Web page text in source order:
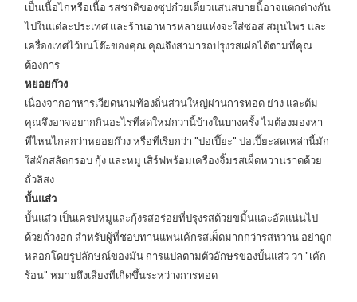
เป็นเนื้อไก่หรือเนื้อ รสชาติของซุปก๋วยเตี๋ยวแสนสบายนี้อาจแตกต่างกัน
ไปในแต่ละประเทศ และร้านอาหารหลายแห่งจะใส่ซอส สมุนไพร และ
เครื่องเทศไว้บนโต๊ะของคุณ คุณจึงสามารถปรุงรสเฝอได้ตามที่คุณ
ต้องการ
หยอยก๊วง
เนื่องจากอาหารเวียดนามท้องถิ่นส่วนใหญ่ผ่านการทอด ย่าง และต้ม
คุณจึงอาจอยากกินอะไรที่สดใหม่กว่านี้บ้างในบางครั้ง ไม่ต้องมองหา
ที่ไหนไกลกว่าหยอยก๊วง หรือที่เรียกว่า "ปอเปี๊ยะ" ปอเปี๊ยะสดเหล่านี้มัก
ใส่ผักสลัดกรอบ กุ้ง และหมู เสิร์ฟพร้อมเครื่องจิ้มรสเผ็ดหวานราดด้วย
ถั่วลิสง
บั้นแส่ว
บั้นแส่ว เป็นเครปหมูและกุ้งรสอร่อยที่ปรุงรสด้วยขมิ้นและอัดแน่นไป
ด้วยถั่วงอก สำหรับผู้ที่ชอบทานแพนเค้กรสเผ็ดมากกว่ารสหวาน อย่าถูก
หลอกโดยรูปลักษณ์ของมัน การแปลตามตัวอักษรของบั้นแส่ว ว่า "เค้ก
ร้อน" หมายถึงเสียงที่เกิดขึ้นระหว่างการทอด